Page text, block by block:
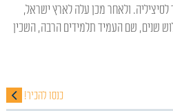
ולאחר מכן עלה לארץ ישראל,
שנים, שם העמיד תלמידים הרבה, השכין
כנסו להכיר!